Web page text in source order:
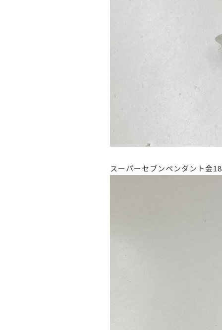
スーパーセブンペンダント金18